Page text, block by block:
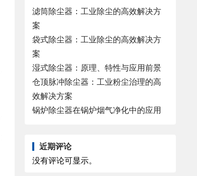
滤筒除尘器：工业除尘的高效解决方
案
袋式除尘器：工业除尘的高效解决方
案
湿式除尘器：原理、特性与应用前景
仓顶脉冲除尘器：工业粉尘治理的高
效解决方案
锅炉除尘器在锅炉烟气净化中的应用
近期评论
没有评论可显示。